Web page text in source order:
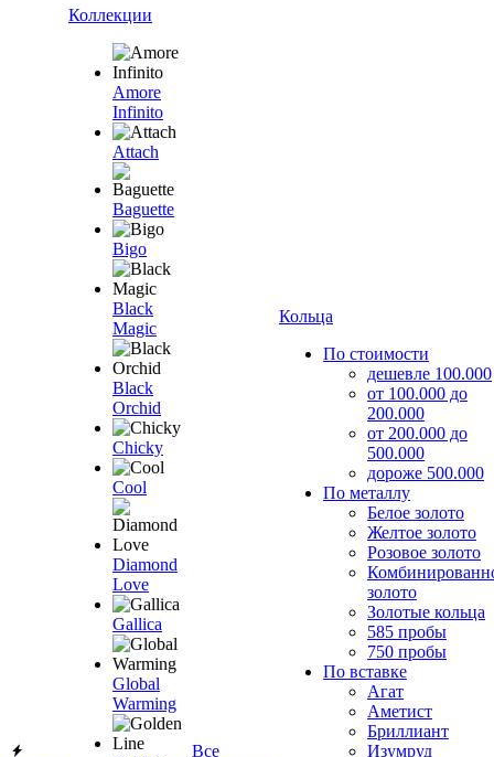
Коллекции
Amore
Infinito
Attach
Baguette
Bigo
Black
Magic
Black
Orchid
Chicky
Cool
Diamond
Love
Gallica
Global
Warming
Все
Кольца
По стоимости
дешевле 100.000
от 100.000 до
200.000
от 200.000 до
500.000
дороже 500.000
По металлу
Белое золото
Желтое золото
Розовое золото
золото
Золотые кольца
585 пробы
750 пробы
По вставке
Агат
Аметист
Бриллиант
Изумруд